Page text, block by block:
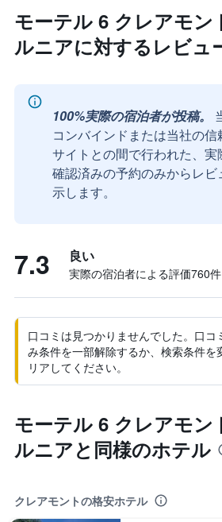
モーテル 6 クレアモン
ルニアに対するレビュ
100%実際の宿泊者が投稿。
コンバインドまたは当社の
サイトとの間で行われた、実
確認済みの予約のみからレ
示します。
7.3 良い
実際の宿泊者による評価760​件
口コミは見つかりませんでした。口コ
み条件を一部解除するか、検索条件を
リアしてください。
モーテル 6 クレアモン
ルニアと同様のホテル
クレアモントの格安ホテル